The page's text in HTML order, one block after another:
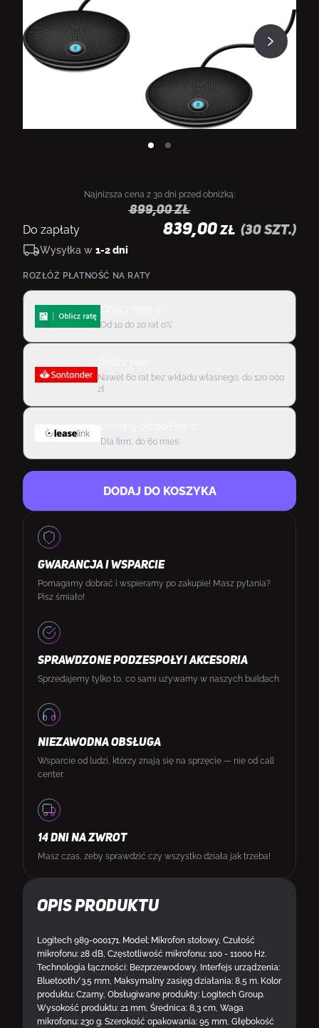
Opis produktu
Logitech 989-000171. Model: Mikrofon stołowy, Czułość
mikrofonu: 28 dB, Częstotliwość mikrofonu: 100 - 11000 Hz.
Technologia łączności: Bezprzewodowy, Interfejs urządzenia:
Bluetooth/3.5 mm, Maksymalny zasięg działania: 8,5 m. Kolor
produktu: Czarny, Obsługiwane produkty: Logitech Group.
Wysokość produktu: 21 mm, Średnica: 8,3 cm, Waga
mikrofonu: 230 g. Szerokość opakowania: 95 mm, Głębokość
Najniższa cena z 30 dni przed obniżką:
899,00zł
Do zapłaty 839,00 ZŁ (30 szt.)
Wysyłka w 1-2 dni
ROZŁÓŻ PŁATNOŚĆ NA RATY
Od 10 do 20 rat 0%
Nawet 60 rat bez wkładu własnego, do 120 000
zł
Dla firm, do 60 mies.
DODAJ DO KOSZYKA
GWARANCJA I WSPARCIE
Pomagamy dobrać i wspieramy po zakupie! Masz pytania?
Pisz śmiało!
SPRAWDZONE PODZESPOŁY I AKCESORIA
Sprzedajemy tylko to, co sami używamy w naszych buildach.
NIEZAWODNA OBSŁUGA
Wsparcie od ludzi, którzy znają się na sprzęcie — nie od call
center.
14 DNI NA ZWROT
Masz czas, żeby sprawdzić czy wszystko działa jak trzeba!